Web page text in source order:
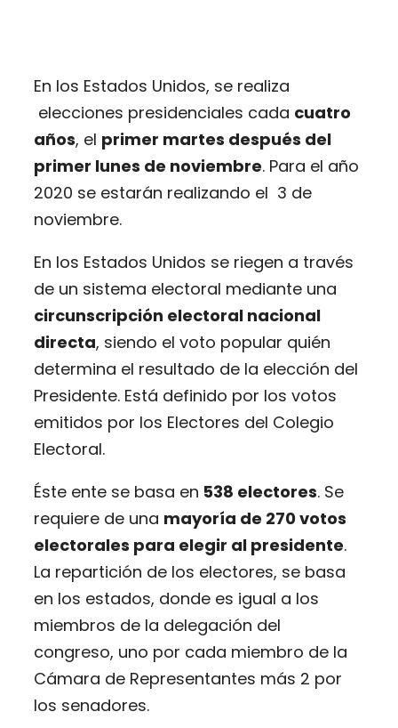
En los Estados Unidos, se realiza
elecciones presidenciales cada cuatro
años, el primer martes después del
primer lunes de noviembre. Para el año
2020 se estarán realizando el 3 de
noviembre.
En los Estados Unidos se riegen a través
de un sistema electoral mediante una
circunscripción electoral nacional
directa, siendo el voto popular quién
determina el resultado de la elección del
Presidente. Está definido por los votos
emitidos por los Electores del Colegio
Electoral.
Éste ente se basa en 538 electores. Se
requiere de una mayoría de 270 votos
electorales para elegir al presidente.
La repartición de los electores, se basa
en los estados, donde es igual a los
miembros de la delegación del
congreso, uno por cada miembro de la
Cámara de Representantes más 2 por
los senadores.